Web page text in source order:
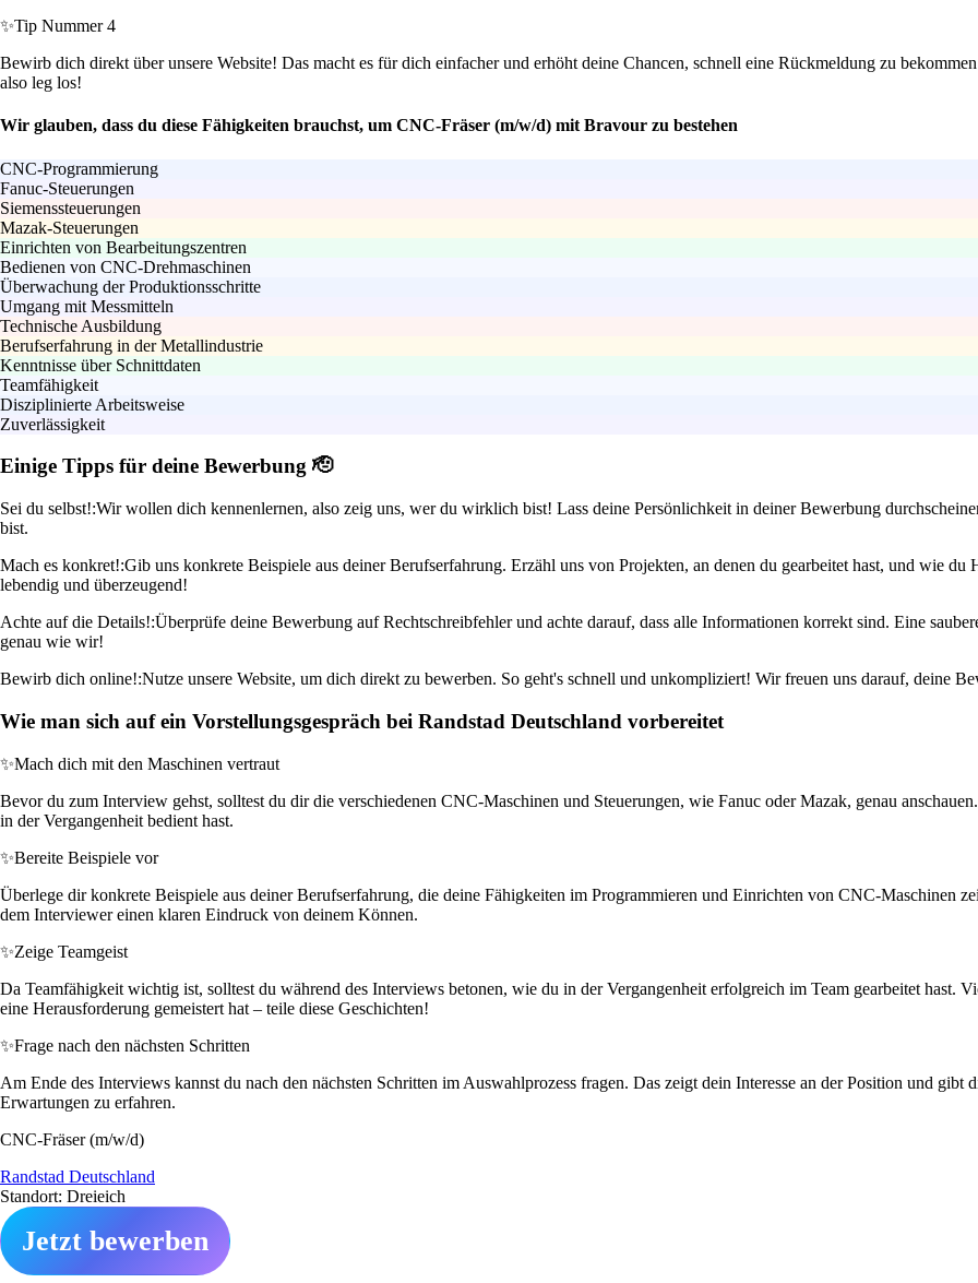
✨Tip Nummer 4
Bewirb dich direkt über unsere Website! Das macht es für dich einfacher und erhöht deine Chancen, schnell eine Rückmeldung zu
also leg los!
Wir glauben, dass du diese Fähigkeiten brauchst, um CNC-Fräser (m/w/d) mit Bravour zu bestehen
CNC-Programmierung
Fanuc-Steuerungen
Siemenssteuerungen
Mazak-Steuerungen
Einrichten von Bearbeitungszentren
Bedienen von CNC-Drehmaschinen
Überwachung der Produktionsschritte
Umgang mit Messmitteln
Technische Ausbildung
Berufserfahrung in der Metallindustrie
Kenntnisse über Schnittdaten
Teamfähigkeit
Disziplinierte Arbeitsweise
Zuverlässigkeit
Einige Tipps für deine Bewerbung 🫡
Sei du selbst!:Wir wollen dich kennenlernen, also zeig uns, wer du wirklich bist! Lass deine Persönlichkeit in deiner Bewerbung
bist.
Mach es konkret!:Gib uns konkrete Beispiele aus deiner Berufserfahrung. Erzähl uns von Projekten, an denen du gearbeitet hast, und wie du
lebendig und überzeugend!
Achte auf die Details!:Überprüfe deine Bewerbung auf Rechtschreibfehler und achte darauf, dass alle Informationen korrekt sind. Eine
genau wie wir!
Bewirb dich online!:Nutze unsere Website, um dich direkt zu bewerben. So geht's schnell und unkompliziert! Wir freuen uns darauf, deine
Wie man sich auf ein Vorstellungsgespräch bei Randstad Deutschland vorbereitet
✨Mach dich mit den Maschinen vertraut
Bevor du zum Interview gehst, solltest du dir die verschiedenen CNC-Maschinen und Steuerungen, wie Fanuc oder Mazak, genau
in der Vergangenheit bedient hast.
✨Bereite Beispiele vor
Überlege dir konkrete Beispiele aus deiner Berufserfahrung, die deine Fähigkeiten im Programmieren und Einrichten von CNC-Maschinen
dem Interviewer einen klaren Eindruck von deinem Können.
✨Zeige Teamgeist
Da Teamfähigkeit wichtig ist, solltest du während des Interviews betonen, wie du in der Vergangenheit erfolgreich im Team gearbeitet hast.
eine Herausforderung gemeistert hat – teile diese Geschichten!
✨Frage nach den nächsten Schritten
Am Ende des Interviews kannst du nach den nächsten Schritten im Auswahlprozess fragen. Das zeigt dein Interesse an der Position und
Erwartungen zu erfahren.
CNC-Fräser (m/w/d)
Randstad Deutschland
Standort: Dreieich
Jetzt bewerben